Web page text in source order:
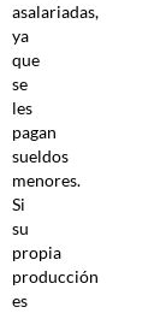
asalariadas,
ya
que
se
les
pagan
sueldos
menores.
Si
su
propia
producción
es